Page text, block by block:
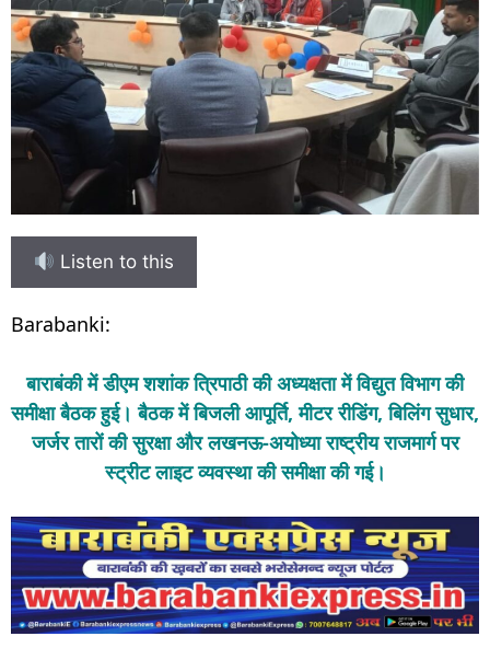
Listen to this
Barabanki:
बाराबंकी में डीएम शशांक त्रिपाठी की अध्यक्षता में विद्युत विभाग की
समीक्षा बैठक हुई। बैठक में बिजली आपूर्ति, मीटर रीडिंग, बिलिंग सुधार,
जर्जर तारों की सुरक्षा और लखनऊ-अयोध्या राष्ट्रीय राजमार्ग पर
स्ट्रीट लाइट व्यवस्था की समीक्षा की गई।